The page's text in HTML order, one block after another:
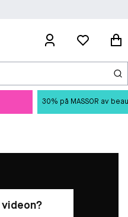
30% på MASSOR av